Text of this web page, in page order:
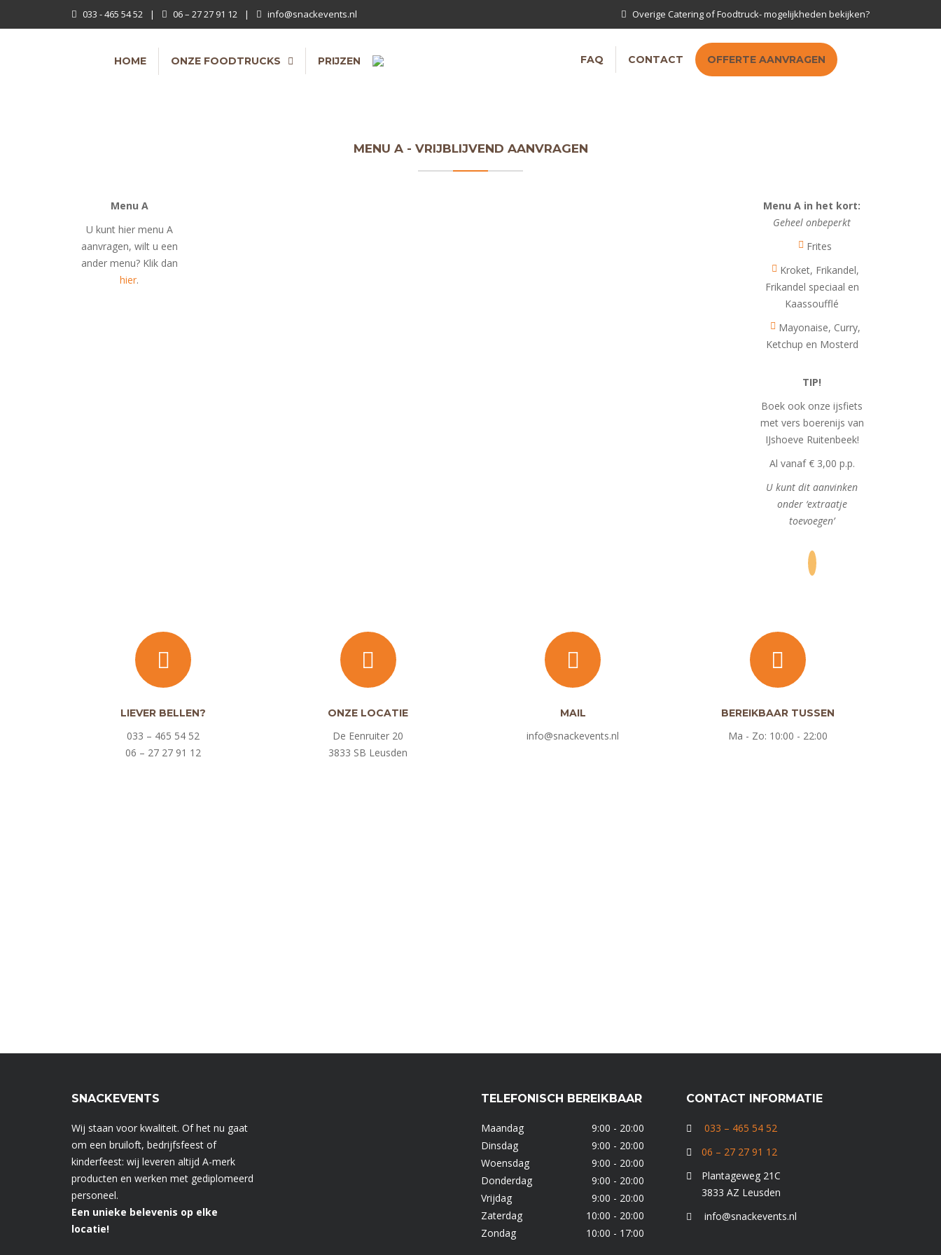
033 - 465 54 52 | 06 – 27 27 91 12 | info@snackevents.nl Overige Catering of Foodtruck- mogelijkheden bekijken?
HOME ONZE FOODTRUCKS PRIJZEN FAQ CONTACT OFFERTE AANVRAGEN
Menu A
U kunt hier menu A
aanvragen, wilt u een
ander menu? Klik dan
hier.
MENU A - VRIJBLIJVEND AANVRAGEN
Menu A in het kort:
Geheel onbeperkt
Frites
Kroket, Frikandel,
Frikandel speciaal en
Kaassoufflé
Mayonaise, Curry,
Ketchup en Mosterd
TIP!
Boek ook onze ijsfiets
met vers boerenijs van
IJshoeve Ruitenbeek!
Al vanaf € 3,00 p.p.
U kunt dit aanvinken
onder ‘extraatje
toevoegen’
LIEVER BELLEN?
033 – 465 54 52
06 – 27 27 91 12
ONZE LOCATIE
De Eenruiter 20
3833 SB Leusden
MAIL
info@snackevents.nl
BEREIKBAAR TUSSEN
Ma - Zo: 10:00 - 22:00
SNACKEVENTS
Wij staan voor kwaliteit. Of het nu gaat
om een bruiloft, bedrijfsfeest of
kinderfeest: wij leveren altijd A-merk
producten en werken met gediplomeerd
personeel.
Een unieke belevenis op elke
locatie!
TELEFONISCH BEREIKBAAR
Maandag
9:00 - 20:00
Dinsdag
9:00 - 20:00
Woensdag
9:00 - 20:00
Donderdag
9:00 - 20:00
Vrijdag
9:00 - 20:00
Zaterdag
10:00 - 20:00
Zondag
10:00 - 17:00
CONTACT INFORMATIE
033 – 465 54 52
06 – 27 27 91 12
Plantageweg 21C
3833 AZ Leusden
info@snackevents.nl